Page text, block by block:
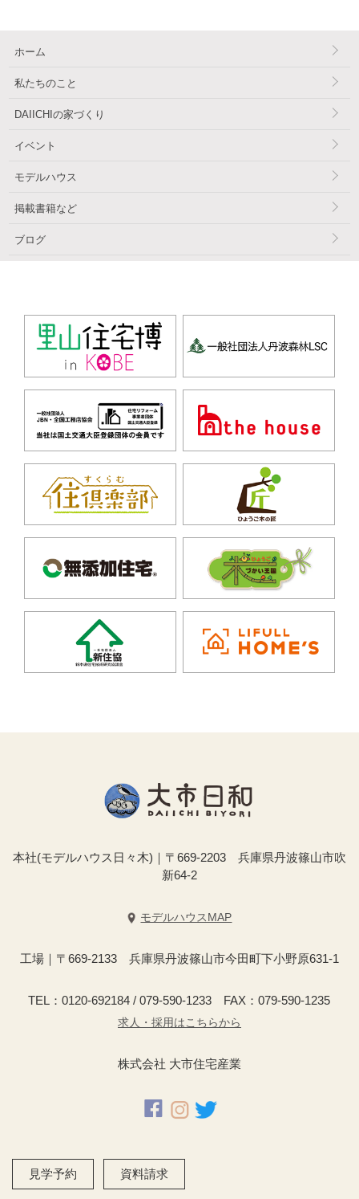
ホーム
私たちのこと
DAIICHIの家づくり
イベント
モデルハウス
掲載書籍など
ブログ
本社(モデルハウス日々木)｜〒669-2203 兵庫県丹波篠山市吹
新64-2
モデルハウスMAP
工場｜〒669-2133 兵庫県丹波篠山市今田町下小野原631-1
TEL：0120-692184 / 079-590-1233 FAX：079-590-1235
求人・採用はこちらから
株式会社 大市住宅産業
見学予約 資料請求